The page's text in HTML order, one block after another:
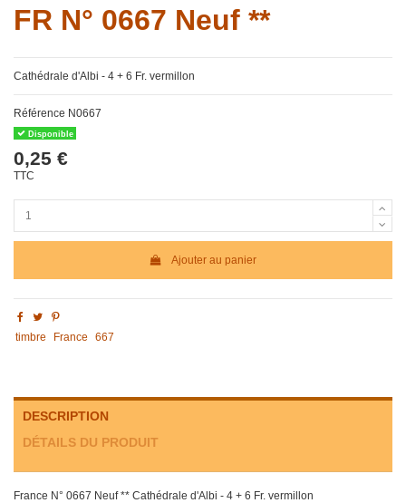
FR N° 0667 Neuf **
Cathédrale d'Albi - 4 + 6 Fr. vermillon
Référence N0667
Disponible
0,25 €
TTC
Ajouter au panier
timbre France 667
DESCRIPTION
DÉTAILS DU PRODUIT
France N° 0667 Neuf ** Cathédrale d'Albi - 4 + 6 Fr. vermillon